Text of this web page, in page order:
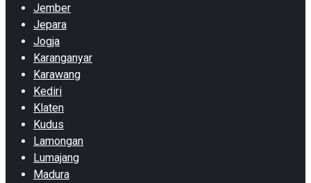
Jember
Jepara
Jogja
Karanganyar
Karawang
Kediri
Klaten
Kudus
Lamongan
Lumajang
Madura